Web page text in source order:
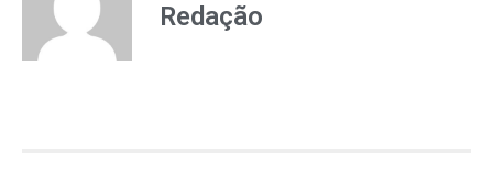
Redação